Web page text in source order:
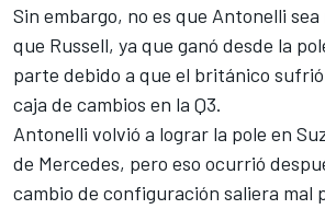
Sin embargo, no es que Antonelli
que Russell, ya que ganó desde la
parte debido a que el británico
caja de cambios en la Q3.
Antonelli volvió a lograr la pole en
de Mercedes, pero eso ocurrió
cambio de configuración saliera mal